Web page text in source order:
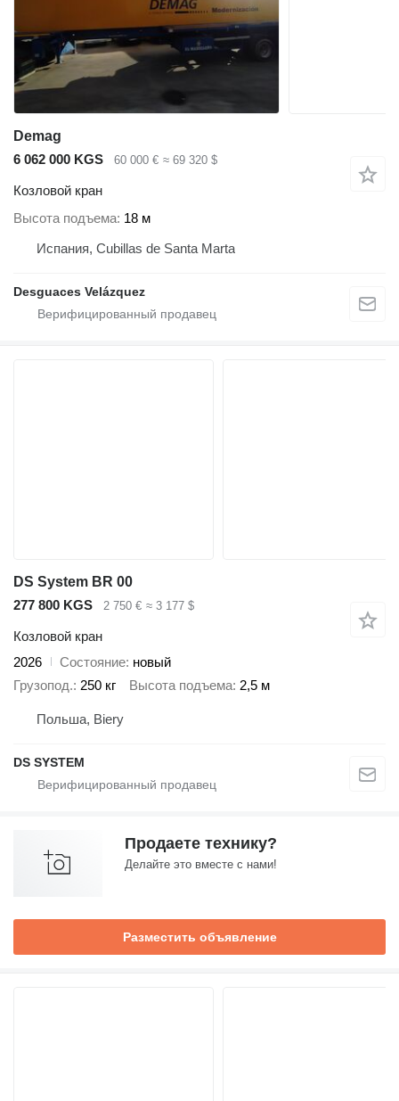
Demag
6 062 000 KGS
60 000 € ≈ 69 320 $
Козловой кран
Высота подъема 18 м
Испания, Cubillas de Santa Marta
Desguaces Velázquez
DS System BR 00
277 800 KGS
2 750 € ≈ 3 177 $
Козловой кран
2026
Состояние новый
Грузопод. 250 кг Высота подъема 2,5 м
Польша, Biery
DS SYSTEM
Продаете технику?
Делайте это вместе с нами!
Разместить объявление